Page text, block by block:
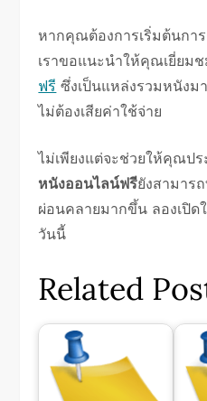
หากคุณต้องการเริ่มต้นการ
เราขอแนะนำให้คุณเยี่ยมช
ฟรี ซึ่งเป็นแหล่งรวมหนัง
ไม่ต้องเสียค่าใช้จ่าย
ไม่เพียงแต่จะช่วยให้คุณปร
หนังออนไลน์ฟรียังสามาร
ผ่อนคลายมากขึ้น ลองเปิด
วันนี้
Related